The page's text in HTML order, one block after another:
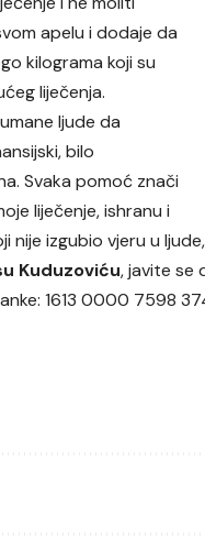
apelu i dodaje da
kilograma koji su
liječenja.
ljude da
bilo
Svaka pomoć znači
liječenje, ishranu i
izgubio vjeru u
Kuduzoviću, javite se
1613 0000 7598